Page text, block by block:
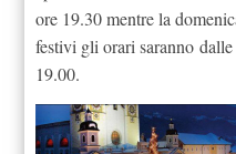
ore 19.30 mentre la
festivi gli orari saranno
19.00.